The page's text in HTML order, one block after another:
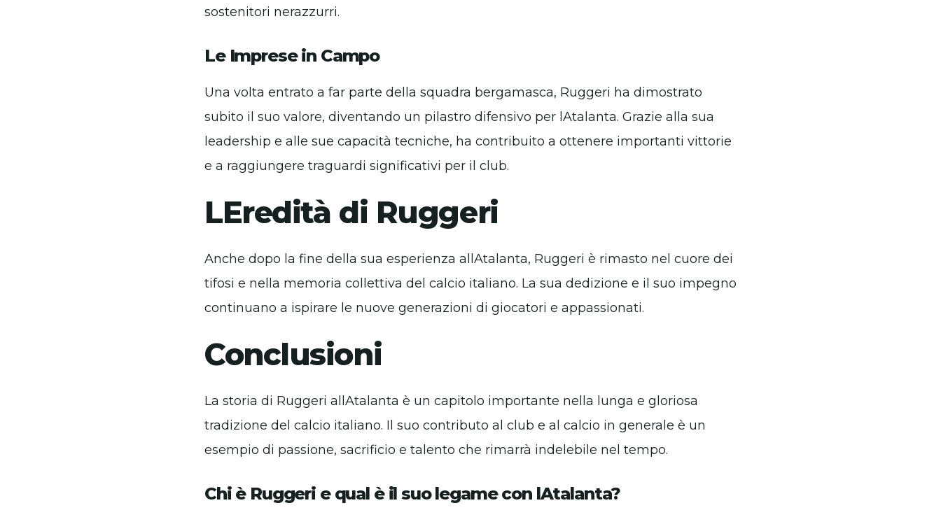
sostenitori nerazzurri.
Le Imprese in Campo
Una volta entrato a far parte della squadra bergamasca, Ruggeri ha dimostrato
subito il suo valore, diventando un pilastro difensivo per lAtalanta. Grazie alla sua
leadership e alle sue capacità tecniche, ha contribuito a ottenere importanti vittorie
e a raggiungere traguardi significativi per il club.
LEredità di Ruggeri
Anche dopo la fine della sua esperienza allAtalanta, Ruggeri è rimasto nel cuore dei
tifosi e nella memoria collettiva del calcio italiano. La sua dedizione e il suo impegno
continuano a ispirare le nuove generazioni di giocatori e appassionati.
Conclusioni
La storia di Ruggeri allAtalanta è un capitolo importante nella lunga e gloriosa
tradizione del calcio italiano. Il suo contributo al club e al calcio in generale è un
esempio di passione, sacrificio e talento che rimarrà indelebile nel tempo.
Chi è Ruggeri e qual è il suo legame con lAtalanta?